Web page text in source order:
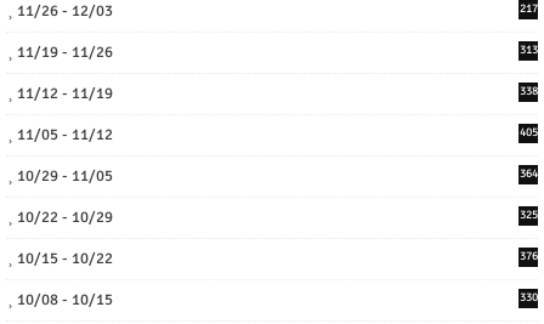
11/26 - 12/03 217
11/19 - 11/26 313
11/12 - 11/19 338
11/05 - 11/12 405
10/29 - 11/05 364
10/22 - 10/29 325
10/15 - 10/22 376
10/08 - 10/15 330